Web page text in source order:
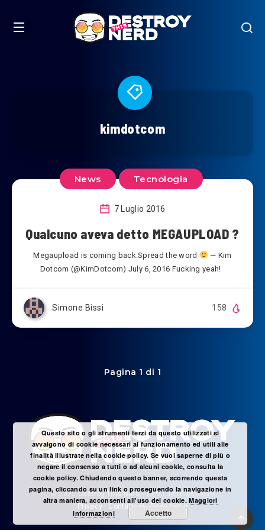
kimdotcom
News Tecnologia
7 Luglio 2016
Qualcuno aveva detto MEGAUPLOAD ?
Megaupload is coming back.Spread the word
— Kim
Dotcom (@KimDotcom) July 6, 2016 Fucking yeah!
Simone Bissi 158
Pagina 1 di 1
© 2025 Destroy This Nerd- Tutti i diritti riservati
Privacy
Contattaci-Redazione
Questo sito o gli strumenti terzi da questo utilizzati si
avvalgono di cookie necessari al funzionamento ed utili alle
finalità illustrate nella cookie policy. Se vuoi saperne di più o
negare il consenso a tutti o ad alcuni cookie, consulta la
cookie policy. Chiudendo questo banner, scorrendo questa
pagina, cliccando su un link o proseguendo la navigazione in
altra maniera, acconsenti all'uso dei cookie.Maggiori
informazioni
Accetto